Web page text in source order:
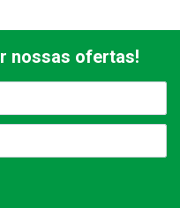
nossas ofertas!